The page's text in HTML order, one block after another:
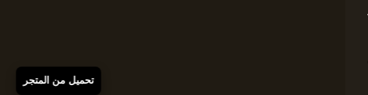
تحميل من المتجر